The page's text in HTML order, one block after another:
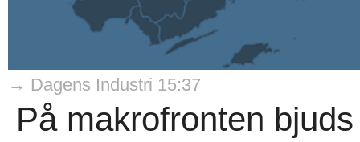
→ Dagens Industri 15:37
På makrofronten